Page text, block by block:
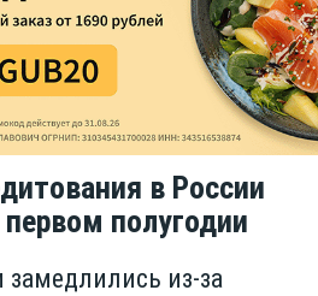
в России
полугодии
из-за